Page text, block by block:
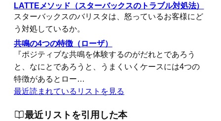
LATTEメソッド（スターバックスのトラブル対処法）
スターバックスのバリスタは、怒っているお客様にど
う対処しているか。
共鳴の4つの特徴（ローザ）
『ポジティブな共鳴を体験するのがだれとであろう
と、なにとであろうと、うまくいくケースには4つの
特徴があるとロー…
最近読まれているリストを見る
最近リストを引用した本